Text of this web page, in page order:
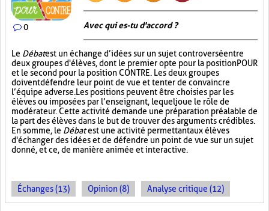
0 Avec qui es-tu d'accord ?
Le Débatest un échange d’idées sur un sujet controversé entre
deux groupes d'élèves, dont le premier opte pour la position POUR
et le second pour la position CONTRE. Les deux groupes
doivent défendre leur point de vue et tenter de convaincre
l’équipe adverse. Les positions peuvent être choisies par les
élèves ou imposées par l’enseignant, lequel joue le rôle de
modérateur. Cette activité demande une préparation préalable de
la part des élèves dans le but de trouver des arguments crédibles.
En somme, le Débatest une activité permettant aux élèves
d'échanger des idées et de défendre un point de vue sur un sujet
donné, et ce, de manière animée et interactive.
Échanges (13) Opinion (8) Analyse critique (12)